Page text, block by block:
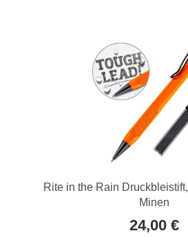
Rite in the Rain
Minen
24,00 €